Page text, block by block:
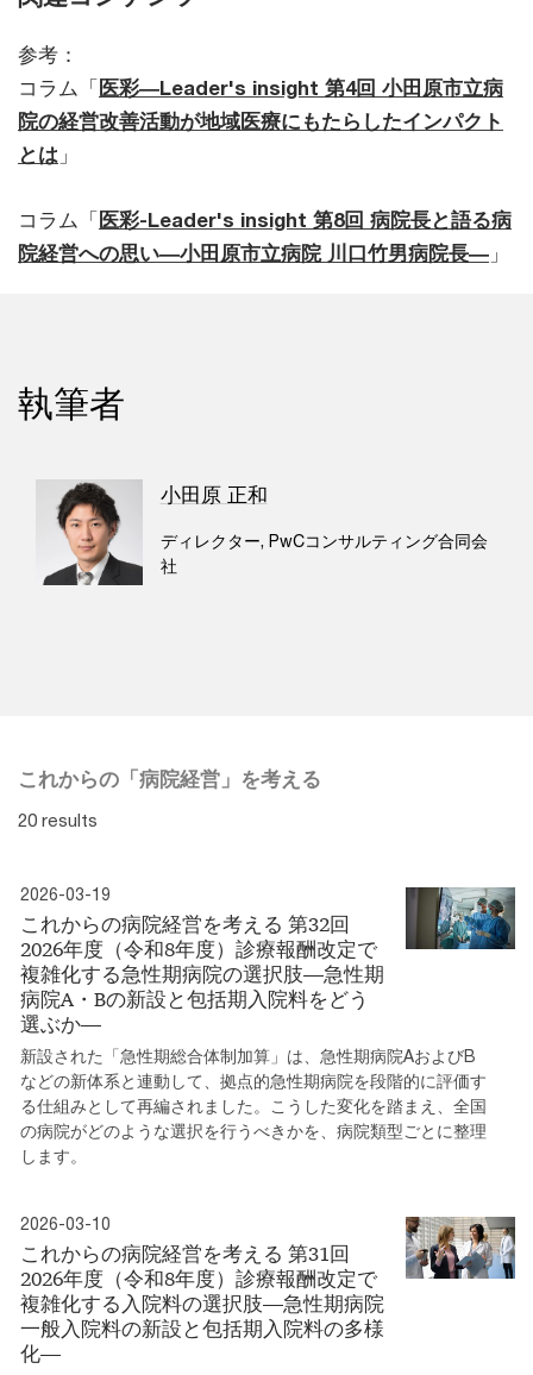
参考：
コラム「 医彩―Leader's insight 第4回 小田原市立病
院の経営改善活動が地域医療にもたらしたインパクト
とは 」
コラム「 医彩-Leader's insight 第8回 病院長と語る病
院経営への思い―小田原市立病院 川口竹男病院長― 」
執筆者
小田原 正和
ディレクター, PwCコンサルティング合同会
社
これからの「病院経営」を考える
20 results
2026-03-19
これからの病院経営を考える 第32回
2026年度（令和8年度）診療報酬改定で
複雑化する急性期病院の選択肢―急性期
病院A・Bの新設と包括期入院料をどう
選ぶか―
新設された「急性期総合体制加算」は、急性期病院AおよびB
などの新体系と連動して、拠点的急性期病院を段階的に評価す
る仕組みとして再編されました。こうした変化を踏まえ、全国
の病院がどのような選択を行うべきかを、病院類型ごとに整理
します。
2026-03-10
これからの病院経営を考える 第31回
2026年度（令和8年度）診療報酬改定で
複雑化する入院料の選択肢―急性期病院
一般入院料の新設と包括期入院料の多様
化―